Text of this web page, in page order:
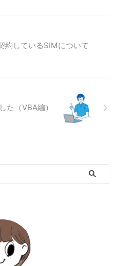
約しているSIMについて
た（VBA編）